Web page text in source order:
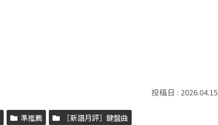
2026.04.15
準推薦 ［新譜月評］鍵盤曲